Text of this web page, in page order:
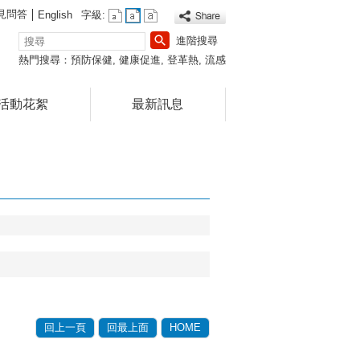
問答 English
字級:
搜
尋
進階搜尋
熱門搜尋： 預防保健 健康促進 登革熱 流感
動花絮 最新訊息
回上一頁 回最上面 HOME